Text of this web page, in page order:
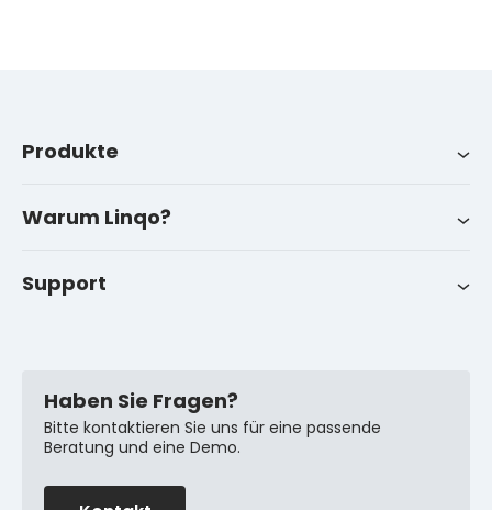
Produkte
Branchen
Warum Linqo?
Kontakt
Support
FAQ
Haben Sie Fragen?
Bitte kontaktieren Sie uns für eine passende
Beratung und eine Demo.